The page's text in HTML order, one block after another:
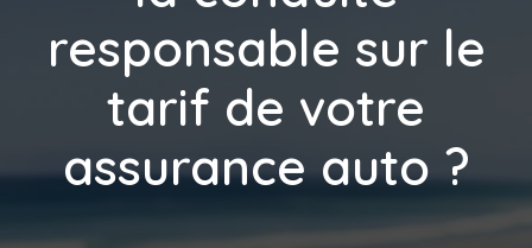
responsable sur le
tarif de votre
assurance auto ?